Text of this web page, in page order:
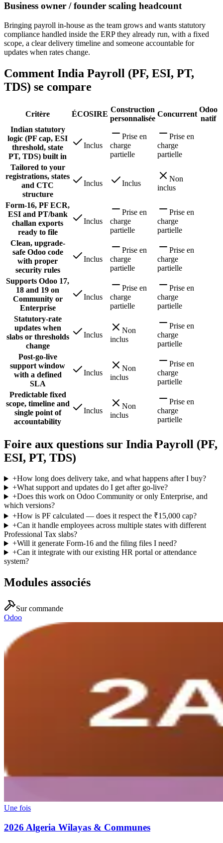
Business owner / founder scaling headcount
Bringing payroll in-house as the team grows and wants statutory
compliance handled inside the ERP they already run, with a fixed
scope, a clear delivery timeline and someone accountable for
updates when rates change.
Comment India Payroll (PF, ESI, PT,
TDS) se compare
Critère ÉCOSIRE
Construction
personnalisée
Concurrent
Odoo
natif
Indian statutory
logic (PF cap, ESI
threshold, state
PT, TDS) built in
Inclus
Prise en
charge
partielle
Prise en
charge
partielle
Tailored to your
registrations, states
and CTC
structure
Inclus Inclus
Non
inclus
Form-16, PF ECR,
ESI and PT/bank
challan exports
ready to file
Inclus
Prise en
charge
partielle
Prise en
charge
partielle
Clean, upgrade-
safe Odoo code
with proper
security rules
Inclus
Prise en
charge
partielle
Prise en
charge
partielle
Supports Odoo 17,
18 and 19 on
Community or
Enterprise
Inclus
Prise en
charge
partielle
Prise en
charge
partielle
Statutory-rate
updates when
slabs or thresholds
change
Inclus
Non
inclus
Prise en
charge
partielle
Post-go-live
support window
with a defined
SLA
Inclus
Non
inclus
Prise en
charge
partielle
Predictable fixed
scope, timeline and
single point of
accountability
Inclus
Non
inclus
Prise en
charge
partielle
Foire aux questions sur India Payroll (PF,
ESI, PT, TDS)
+How long does delivery take, and what happens after I buy?
+What support and updates do I get after go-live?
+Does this work on Odoo Community or only Enterprise, and
which versions?
+How is PF calculated — does it respect the ₹15,000 cap?
+Can it handle employees across multiple states with different
Professional Tax slabs?
+Will it generate Form-16 and the filing files I need?
+Can it integrate with our existing HR portal or attendance
system?
Modules associés
Sur commande
Odoo
Une fois
2026 Algeria Wilayas & Communes